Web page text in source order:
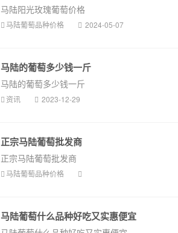
马陆阳光玫瑰葡萄价格
马陆葡萄品种价格 2024-05-07
马陆的葡萄多少钱一斤
马陆的葡萄多少钱一斤
资讯 2023-12-29
正宗马陆葡萄批发商
正宗马陆葡萄批发商
马陆葡萄品种价格
马陆葡萄什么品种好吃又实惠便宜